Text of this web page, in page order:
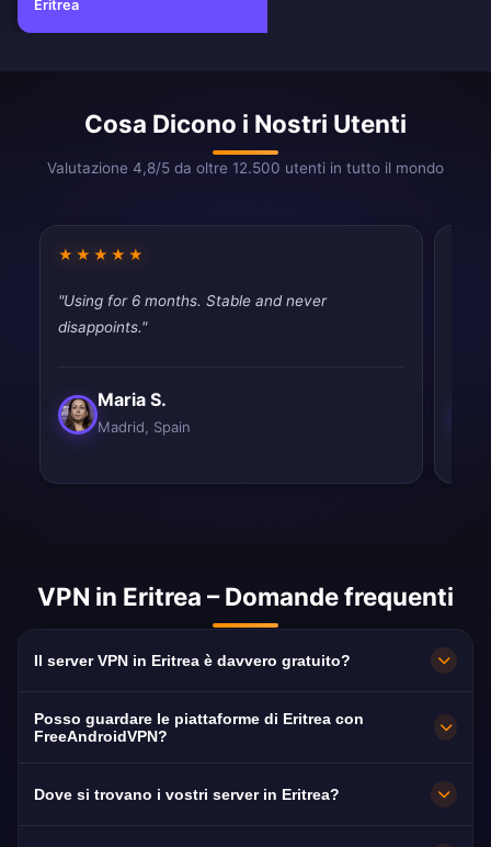
Eritrea
Cosa Dicono i Nostri Utenti
Valutazione 4,8/5 da oltre 12.500 utenti in tutto il mondo
★★★★★
"Using for 6 months. Stable and never
disappoints."
Maria S.
Madrid, Spain
VPN in Eritrea – Domande frequenti
Il server VPN in Eritrea è davvero gratuito?
abbonamento, senza carta e senza
Posso guardare le piattaforme di Eritrea con
FreeAndroidVPN?
Dove si trovano i vostri server in Eritrea?